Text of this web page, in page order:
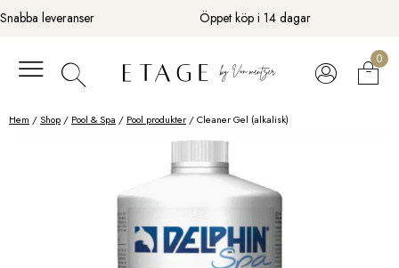
Fortsätt
till
Snabba leveranser Öppet köp i 14 dagar
0
Hem /Shop / Pool & Spa / Pool produkter / Cleaner Gel (alkalisk)